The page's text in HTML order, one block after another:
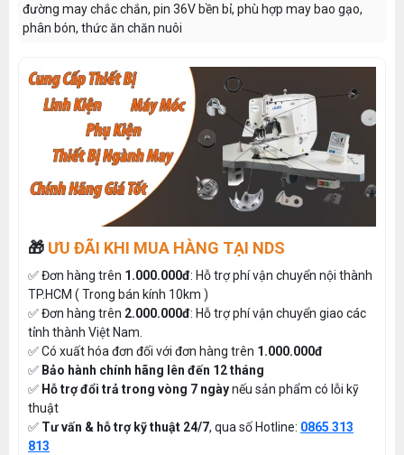
đường may chắc chắn, pin 36V bền bỉ, phù hợp may bao gạo,
phân bón, thức ăn chăn nuôi
🎁 ƯU ĐÃI KHI MUA HÀNG TẠI NDS
✅ Đơn hàng trên 1.000.000đ: Hỗ trợ phí vận chuyển nội thành
TP.HCM ( Trong bán kính 10km )
✅ Đơn hàng trên 2.000.000đ: Hỗ trợ phí vận chuyển giao các
tỉnh thành Việt Nam.
✅ Có xuất hóa đơn đối với đơn hàng trên 1.000.000đ
✅ Bảo hành chính hãng lên đến 12 tháng
✅ Hỗ trợ đổi trả trong vòng 7 ngàynếu sản phẩm có lỗi kỹ
thuật
✅ Tư vấn & hỗ trợ kỹ thuật 24/7, qua số Hotline: 0865 313
813